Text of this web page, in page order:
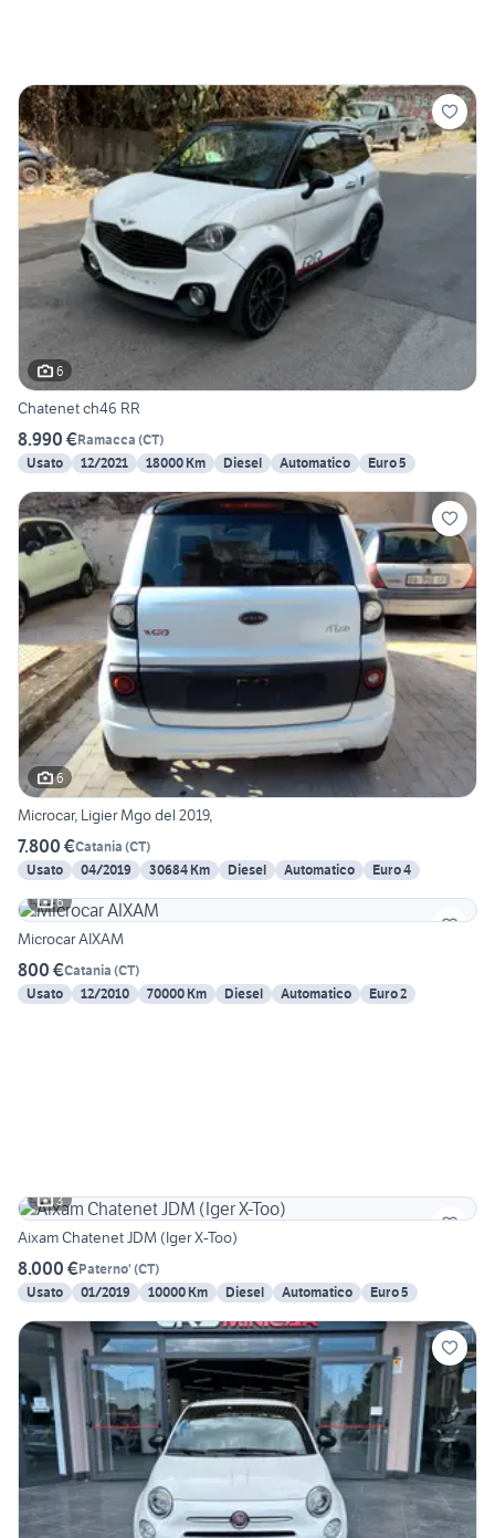
6
Chatenet ch46 RR
8.990 €Ramacca (CT)
Usato
12/2021 18000 Km Diesel Automatico Euro 5
6
Microcar, Ligier Mgo del 2019,
7.800 €Catania (CT)
Usato
04/2019 30684 Km Diesel Automatico
Euro 4
6
Microcar AIXAM
800 €Catania (CT)
Usato
12/2010 70000 Km Diesel Automatico Euro 2
3
Aixam Chatenet JDM (Iger X-Too)
8.000 €Paterno' (CT)
Usato
01/2019 10000 Km Diesel Automatico Euro 5